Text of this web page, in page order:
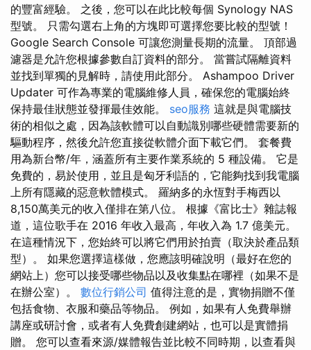
的豐富經驗。 之後，您可以在此比較每個 Synology NAS
型號。 只需勾選右上角的方塊即可選擇您要比較的型號！
Google Search Console 可讓您測量長期的流量。 頂部過
濾器是允許您根據參數自訂資料的部分。 當嘗試隔離資料
並找到單獨的見解時，請使用此部分。 Ashampoo Driver
Updater 可作為專業的電腦維修人員，確保您的電腦始終
保持最佳狀態並發揮最佳效能。 seo服務 這就是與電腦技
術的相似之處，因為該軟體可以自動識別哪些硬體需要新的
驅動程序，然後允許您直接從軟體介面下載它們。 套餐費
用為新台幣/年，涵蓋所有主要作業系統的 5 種設備。 它是
免費的，易於使用，並且是匈牙利語的，它能夠找到我電腦
上所有隱藏的惡意軟體模式。 羅納多的永恆對手梅西以
8,150萬美元的收入僅排在第八位。 根據《富比士》雜誌報
道，這位歌手在 2016 年收入最高，年收入為 1.7 億美元。
在這種情況下，您始終可以將它們用於拍賣（取決於產品類
型）。 如果您選擇這樣做，您應該明確說明（最好在您的
網站上）您可以接受哪些物品以及收集點在哪裡（如果不是
在辦公室）。 數位行銷公司 值得注意的是，實物捐贈不僅
包括食物、衣服和藥品等物品。 例如，如果有人免費舉辦
講座或研討會，或者有人免費創建網站，也可以是實體捐
贈。 您可以查看來源/媒體報告並比較不同時期，以查看與